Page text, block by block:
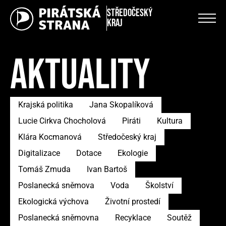
Středočeský
kraj
AKTUALITY
Krajská politika
Jana Skopalíková
Lucie Cirkva Chocholová
Piráti
Kultura
Klára Kocmanová
Středočeský kraj
Digitalizace
Dotace
Ekologie
Tomáš Zmuda
Ivan Bartoš
Poslanecká sněmova
Voda
Školství
Ekologická výchova
Životní prostedí
Poslanecká sněmovna
Recyklace Soutěž